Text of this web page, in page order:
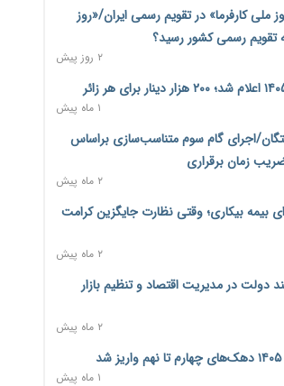
۲ روز پیش
مرزهای زمینی به راهبرد تأمین کالاهای
۲ روز پیش
شکاف دستمزد و هزینه معیشت هر روز عمیق‌تر
مالیاتی: بلاگرهای پردرآمد مشمول پرداخت
پیش‌بینی افزایش تولید برنج؛ نیاز وارداتی کشور به ۵۰۰ هزار تن
امضای تفاهم‌نامه تجاری ایران و پاکستان؛ هدف‌گذاری تجارت ۱۰
۲ روز پیش
ملی کارفرما» در تقویم رسمی ایران/«روز
تقویم رسمی کشور رسید؟
۲ روز پیش
۱ ماه پیش
اجرای گام سوم متناسب‌سازی براساس
۲ ماه پیش
بیمه بیکاری؛ وقتی نظارت جایگزین کرامت
۲ ماه پیش
دولت در مدیریت اقتصاد و تنظیم بازار
۲ ماه پیش
۱ ماه پیش